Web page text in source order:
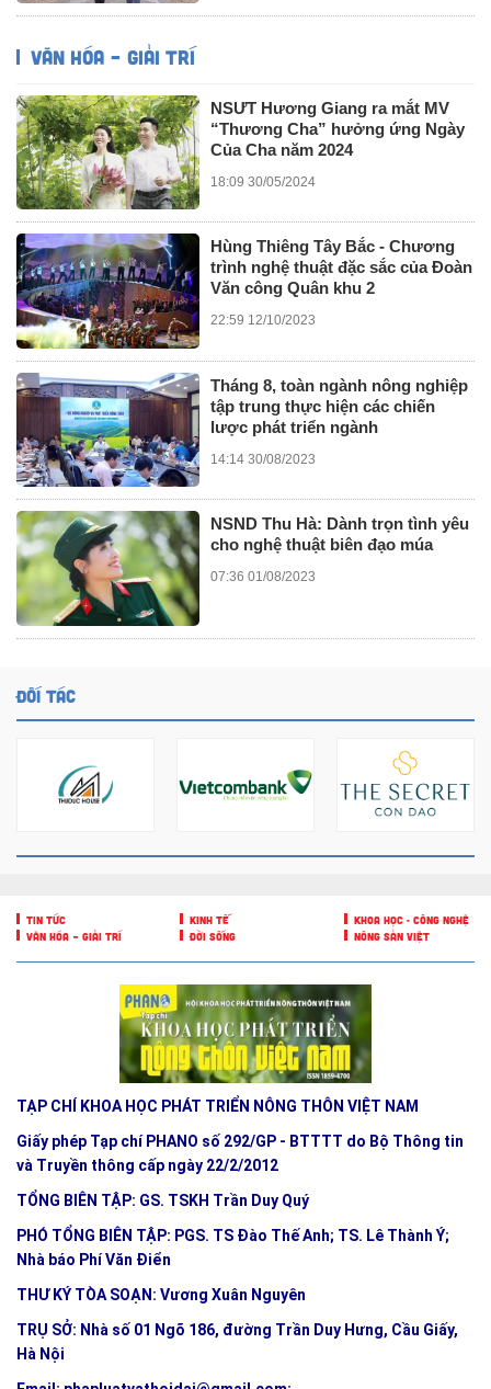
VĂN HÓA – GIẢI TRÍ
NSƯT Hương Giang ra mắt MV
“Thương Cha” hưởng ứng Ngày
Của Cha năm 2024
18:09 30/05/2024
Hùng Thiêng Tây Bắc - Chương
trình nghệ thuật đặc sắc của Đoàn
Văn công Quân khu 2
22:59 12/10/2023
Tháng 8, toàn ngành nông nghiệp
tập trung thực hiện các chiến
lược phát triển ngành
14:14 30/08/2023
NSND Thu Hà: Dành trọn tình yêu
cho nghệ thuật biên đạo múa
07:36 01/08/2023
ĐỐI TÁC
TIN TỨC KINH TẾ
KHOA HỌC - CÔNG NGHỆ
VĂN HÓA – GIẢI TRÍ
ĐỜI SỐNG NÔNG SẢN VIỆT
TẠP CHÍ KHOA HỌC PHÁT TRIỂN NÔNG THÔN VIỆT NAM
Giấy phép Tạp chí PHANO số 292/GP - BTTTT do Bộ Thông tin
và Truyền thông cấp ngày 22/2/2012
TỔNG BIÊN TẬP: GS. TSKH Trần Duy Quý
PHÓ TỔNG BIÊN TẬP: PGS. TS Đào Thế Anh; TS. Lê Thành Ý;
Nhà báo Phí Văn Điển
THƯ KÝ TÒA SOẠN: Vương Xuân Nguyên
TRỤ SỞ: Nhà số 01 Ngõ 186, đường Trần Duy Hưng, Cầu Giấy,
Hà Nội